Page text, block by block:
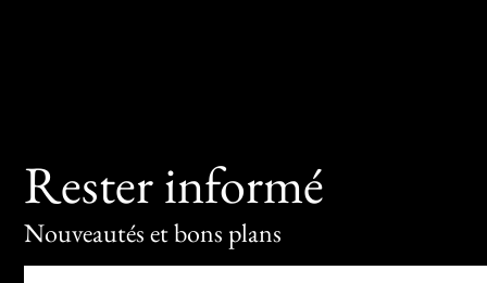
Rester informé
Nouveautés et bons plans